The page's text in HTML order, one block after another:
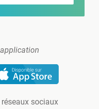
sociaux